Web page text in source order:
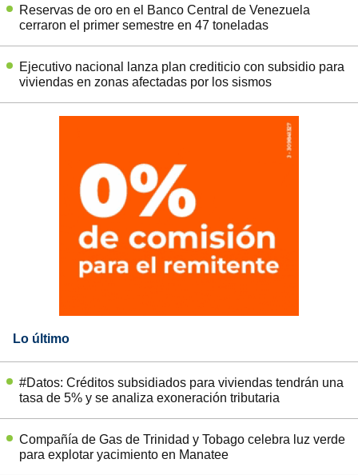
Reservas de oro en el Banco Central de Venezuela
cerraron el primer semestre en 47 toneladas
Ejecutivo nacional lanza plan crediticio con subsidio para
viviendas en zonas afectadas por los sismos
Lo último
#Datos: Créditos subsidiados para viviendas tendrán una
tasa de 5% y se analiza exoneración tributaria
Compañía de Gas de Trinidad y Tobago celebra luz verde
para explotar yacimiento en Manatee